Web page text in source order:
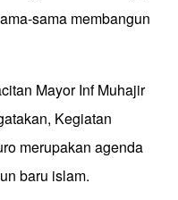
sama membangun
Mayor Inf Muhajir
Kegiatan
merupakan agenda
baru islam.